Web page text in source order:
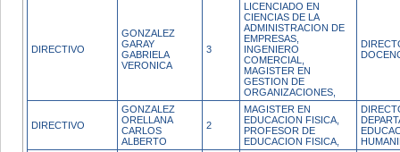
DIRECTIVO
GONZALEZ
GARAY
GABRIELA
VERONICA
3
LICENCIADO EN
CIENCIAS DE LA
ADMINISTRACION DE
EMPRESAS,
INGENIERO
COMERCIAL,
MAGISTER EN
GESTION DE
ORGANIZACIONES,
DIRECTIVO
GONZALEZ
ORELLANA
CARLOS
ALBERTO
2
MAGISTER EN
EDUCACION FISICA,
PROFESOR DE
EDUCACION FISICA,